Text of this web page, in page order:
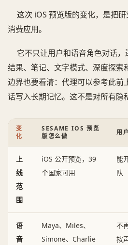
这次 iOS 预览版的变化，是把
消费应用。
它不只让用户和语音角色对话
结果、笔记、文字模式、深度探索
边界也要看清：代理可以参考此前
话写入长期记忆。这不是对所有隐
变
化
SESAME IOS 预览
版怎么做
用
上
线
范
围
iOS 公开预览，39
个国家可用
能
队
语
音
Maya、Miles、
Simone、Charlie
不
按